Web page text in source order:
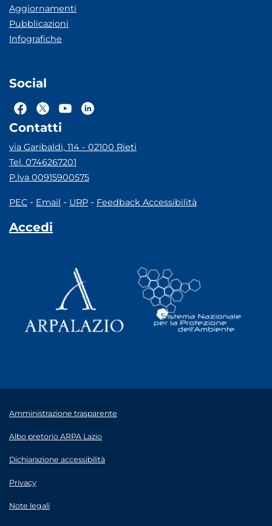
Aggiornamenti
Pubblicazioni
Infografiche
Social
Contatti
via Garibaldi, 114 - 02100 Rieti
Tel. 0746267201
P.Iva 00915900575
PEC - Email - URP - Feedback Accessibilità
Accedi
Amministrazione trasparente
Albo pretorio ARPA Lazio
Dichiarazione accessibilità
Privacy
Note legali